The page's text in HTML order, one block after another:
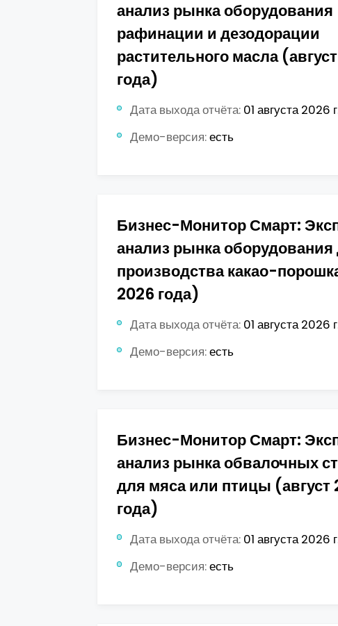
анализ рынка оборудования
рафинации и дезодорации
растительного масла
года)
Дата выхода отчёта: 01 августа 2026
Демо-версия:есть
Бизнес-Монитор Смарт:
анализ рынка оборудования
производства какао-
2026 года)
Дата выхода отчёта: 01 августа 2026
Демо-версия:есть
Бизнес-Монитор Смарт:
анализ рынка обвалочных
для мяса или птицы (август
года)
Дата выхода отчёта: 01 августа 2026
Демо-версия:есть